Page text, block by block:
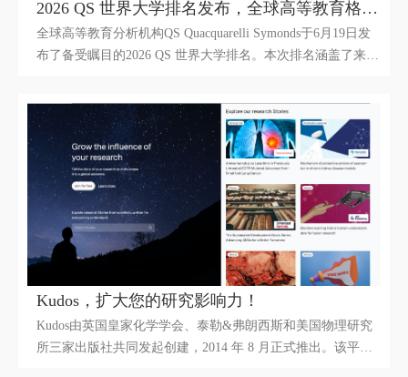
2026 QS 世界大学排名发布，全球高等教育格局新动态！
全球高等教育分析机构QS Quacquarelli Symonds于6月19日发
布了备受瞩目的2026 QS 世界大学排名。本次排名涵盖了来自
局。
Kudos，扩大您的研究影响力！
Kudos由英国皇家化学学会、泰勒&弗朗西斯和美国物理研究
所三家出版社共同发起创建，2014 年 8 月正式推出。该平台